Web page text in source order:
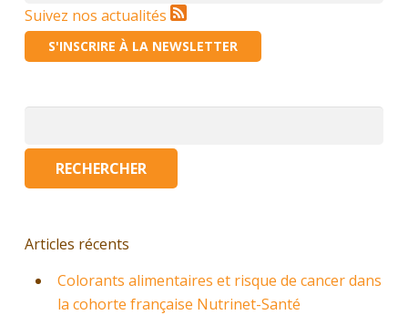
Suivez nos actualités
S'INSCRIRE À LA NEWSLETTER
Articles récents
Colorants alimentaires et risque de cancer dans
la cohorte française Nutrinet-Santé